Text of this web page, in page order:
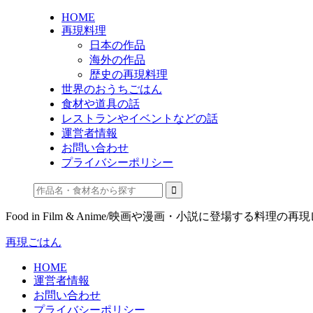
HOME
再現料理
日本の作品
海外の作品
歴史の再現料理
世界のおうちごはん
食材や道具の話
レストランやイベントなどの話
運営者情報
お問い合わせ
プライバシーポリシー
Food in Film & Anime/映画や漫画・小説に登場する料理の再
再現ごはん
HOME
運営者情報
お問い合わせ
プライバシーポリシー